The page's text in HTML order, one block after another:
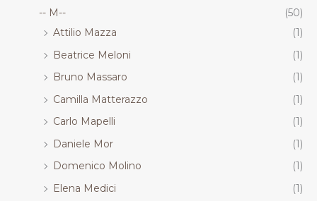
-- M--
(50)
Attilio Mazza
(1)
Beatrice Meloni
(1)
Bruno Massaro
(1)
Camilla Matterazzo
(1)
Carlo Mapelli
(1)
Daniele Mor
(1)
Domenico Molino
(1)
Elena Medici
(1)